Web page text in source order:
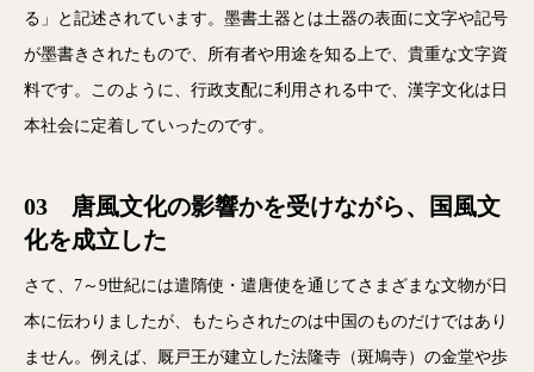
る」と記述されています。墨書土器とは土器の表面に文字や記号
が墨書きされたもので、所有者や用途を知る上で、貴重な文字資
料です。このように、行政支配に利用される中で、漢字文化は日
本社会に定着していったのです。
03 唐風文化の影響かを受けながら、国風文
化を成立した
さて、7～9世紀には遣隋使・遣唐使を通じてさまざまな文物が日
本に伝わりましたが、もたらされたのは中国のものだけではあり
ません。例えば、厩戸王が建立した法隆寺（斑鳩寺）の金堂や歩